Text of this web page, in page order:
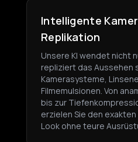
Intelligente
Replikation
Unsere KI wendet nicht
repliziert das Aussehen
Kamerasysteme,
Filmemulsionen. Von
bis zur
erzielen Sie den
Look ohne teure